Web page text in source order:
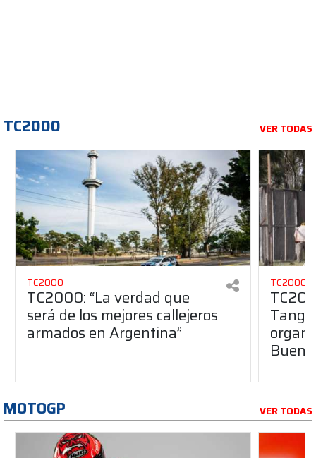
TC2000 VER TODAS
TC2000
TC2000: “La verdad que
será de los mejores callejeros
armados en Argentina”
TC2000
MOTOGP VER TODAS